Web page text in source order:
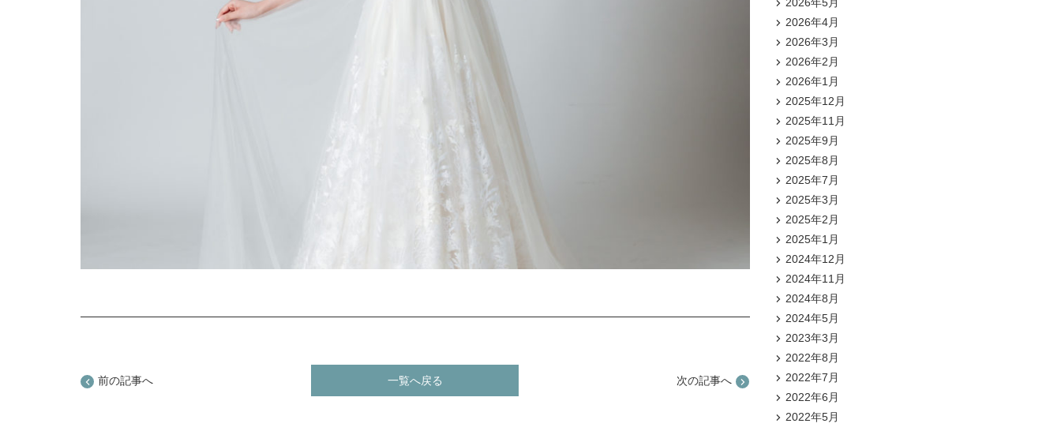
前の記事へ 次の記事へ
一覧へ戻る
2026年5月
2026年4月
2026年3月
2026年2月
2026年1月
2025年12月
2025年11月
2025年9月
2025年8月
2025年7月
2025年3月
2025年2月
2025年1月
2024年12月
2024年11月
2024年8月
2024年5月
2023年3月
2022年8月
2022年7月
2022年6月
2022年5月